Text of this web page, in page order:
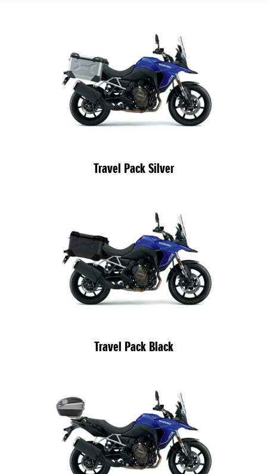
Travel Pack Silver
Travel Pack Black